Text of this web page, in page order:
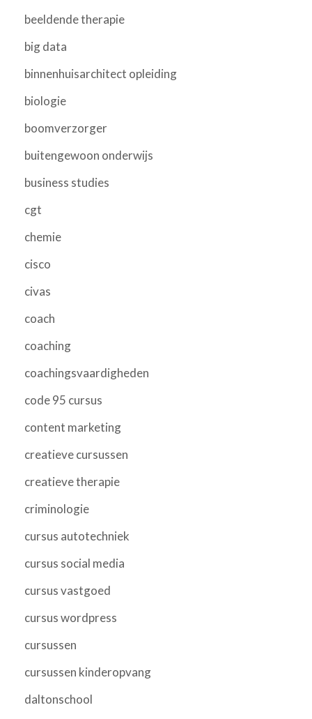
beeldende therapie
big data
binnenhuisarchitect opleiding
biologie
boomverzorger
buitengewoon onderwijs
business studies
cgt
chemie
cisco
civas
coach
coaching
coachingsvaardigheden
code 95 cursus
content marketing
creatieve cursussen
creatieve therapie
criminologie
cursus autotechniek
cursus social media
cursus vastgoed
cursus wordpress
cursussen
cursussen kinderopvang
daltonschool